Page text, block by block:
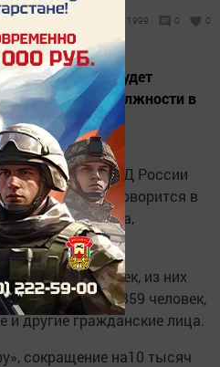
1999 0 0
сотрудников будет
на вакантные должности в
информ»). В ГИБДД России
Об этом говорится в
Путина,
года.
894 871 человек, из них
дел – 746859 человек,
другие гражданские лица.
сокращение на10 тысяч